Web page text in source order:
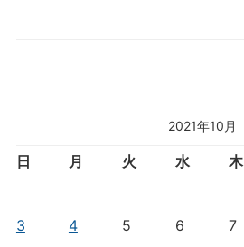
2021年10月
日 月 火 水 木
3
4 5 6 7